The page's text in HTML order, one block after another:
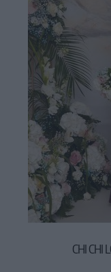
CHI CHI